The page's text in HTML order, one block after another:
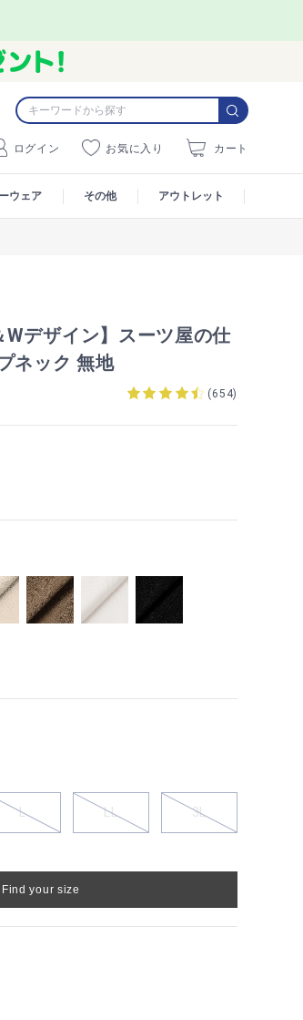
ログイン お気に入り カート
ウェア その他 アウトレット
Wデザイン】スーツ屋の仕
ネック 無地
(654)
L LL 3L
Find your size